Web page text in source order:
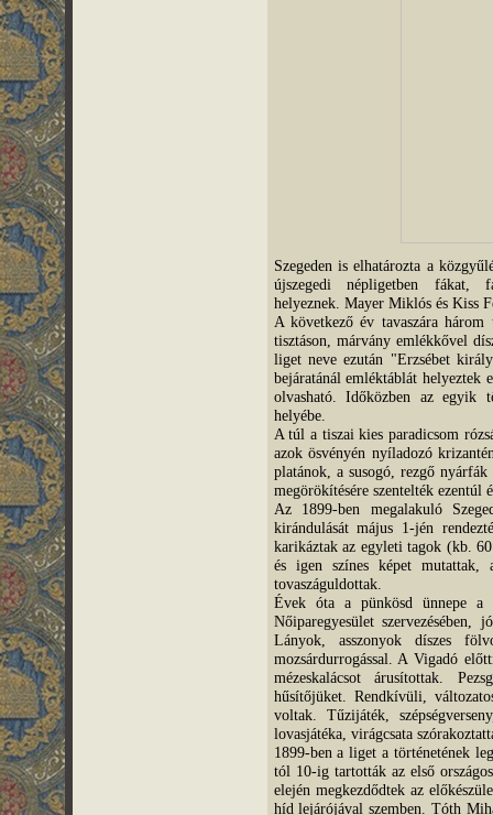
Szegeden is elhatározta a
újszegedi népligetben fákat,
helyeznek. Mayer Miklós és Kiss
A következő év tavaszára
tisztáson, márvány emlékkővel
liget neve ezután "Erzsébet
bejáratánál emléktáblát
olvasható. Időközben az egyik
helyébe.
A túl a tiszai kies paradicsom
azok ösvényén nyíladozó
platánok, a susogó, rezgő
megörökítésére szentelték ezentúl
Az 1899-ben megalakuló
kirándulását május 1-jén
karikáztak az egyleti tagok (kb.
és igen színes képet mutattak,
tovaszáguldottak.
Évek óta a pünkösd ünnepe a
Nőiparegyesület
Lányok, asszonyok díszes
mozsárdurrogással. A Vigadó
mézeskalácsot árusítottak.
hűsítőjüket. Rendkívüli,
voltak. Tűzijáték,
lovasjátéka, virágcsata
1899-ben a liget a történetének
tól 10-ig tartották az első
elején megkezdődtek az
híd lejárójával szemben. Tóth